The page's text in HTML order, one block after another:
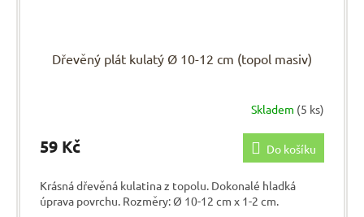
Dřevěný plát kulatý Ø 10-12 cm (topol masiv)
Skladem (5 ks)
59 Kč Do košíku
Krásná dřevěná kulatina z topolu. Dokonalé hladká
úprava povrchu. Rozměry: Ø 10-12 cm x 1-2 cm.